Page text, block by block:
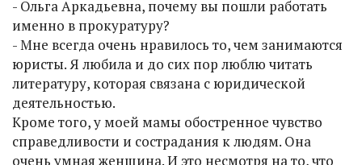
- Ольга Аркадьевна, почему вы пошли работать
именно в прокуратуру?
- Мне всегда очень нравилось то, чем занимаются
юристы. Я любила и до сих пор люблю читать
литературу, которая связана с юридической
деятельностью.
Кроме того, у моей мамы обостренное чувство
справедливости и сострадания к людям. Она
очень умная женщина. И это несмотря на то, что